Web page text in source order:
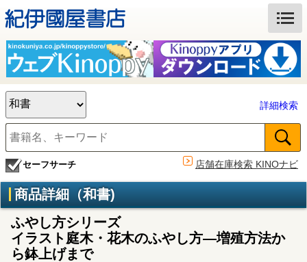
詳細検索
セーフサーチ 店舗在庫検索 KINOナビ
商品詳細（和書)
ふやし方シリーズ
イラスト庭木・花木のふやし方―増殖方法か
ら鉢上げまで